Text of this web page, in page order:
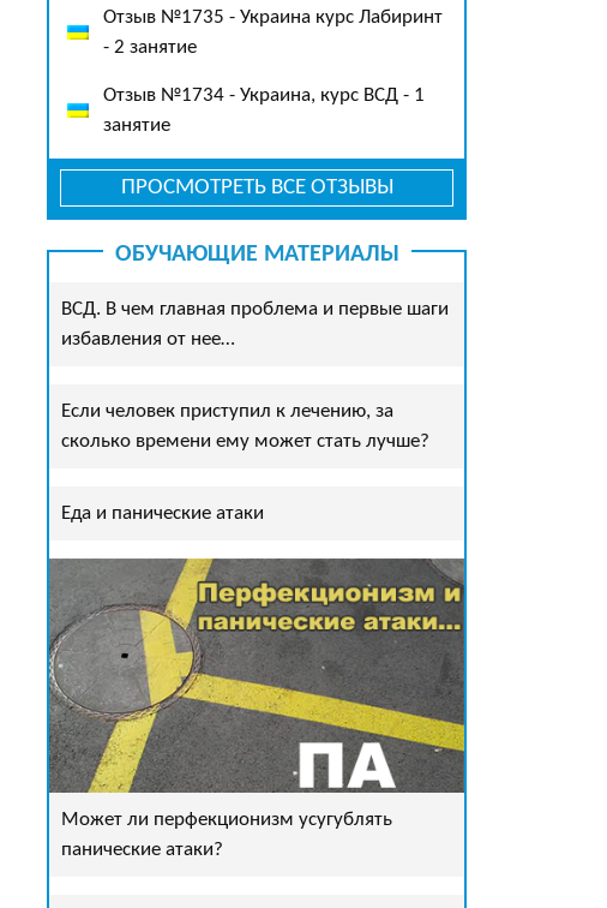
Отзыв №1735 - Украина курс Лабиринт
- 2 занятие
Отзыв №1734 - Украина, курс ВСД - 1
занятие
ПРОСМОТРЕТЬ ВСЕ ОТЗЫВЫ
ОБУЧАЮЩИЕ МАТЕРИАЛЫ
ВСД. В чем главная проблема и первые шаги
избавления от нее…
Если человек приступил к лечению, за
сколько времени ему может стать лучше?
Еда и панические атаки
Может ли перфекционизм усугублять
панические атаки?